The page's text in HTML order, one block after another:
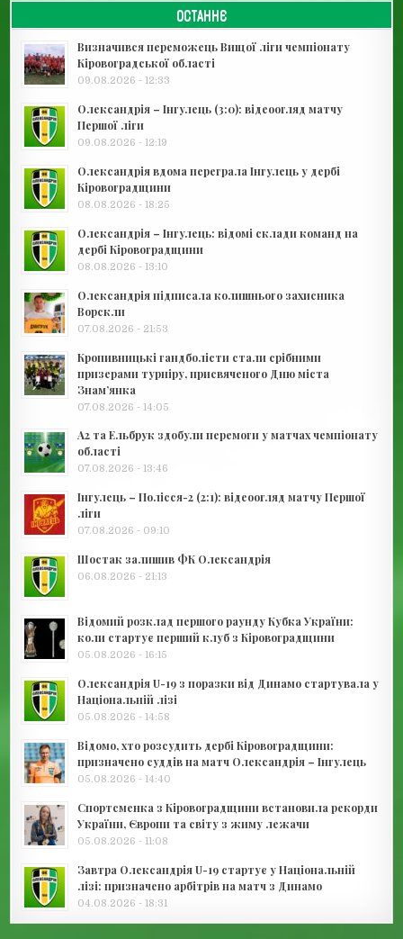
ОСТАННЄ
Визначився переможець Вищої ліги чемпіонату
Кіровоградської області
09.08.2026 - 12:33
Олександрія – Інгулець (3:0): відеоогляд матчу
Першої ліги
09.08.2026 - 12:19
Олександрія вдома переграла Інгулець у дербі
Кіровоградщини
08.08.2026 - 18:25
Олександрія – Інгулець: відомі склади команд на
дербі Кіровоградщини
08.08.2026 - 13:10
Олександрія підписала колишнього захисника
Ворскли
07.08.2026 - 21:53
Кропивницькі гандболісти стали срібними
призерами турніру, присвяченого Дню міста
Знам’янка
07.08.2026 - 14:05
А2 та Ельбрук здобули перемоги у матчах чемпіонату
області
07.08.2026 - 13:46
Інгулець – Полісся-2 (2:1): відеоогляд матчу Першої
ліги
07.08.2026 - 09:10
Шостак залишив ФК Олександрія
06.08.2026 - 21:13
Відомий розклад першого раунду Кубка України:
коли стартує перший клуб з Кіровоградщини
05.08.2026 - 16:15
Олександрія U-19 з поразки від Динамо стартувала у
Національній лізі
05.08.2026 - 14:58
Відомо, хто розсудить дербі Кіровоградщини:
призначено суддів на матч Олександрія – Інгулець
05.08.2026 - 14:40
Спортсменка з Кіровоградщини встановила рекорди
України, Європи та світу з жиму лежачи
05.08.2026 - 11:08
Завтра Олександрія U-19 стартує у Національній
лізі: призначено арбітрів на матч з Динамо
04.08.2026 - 18:31